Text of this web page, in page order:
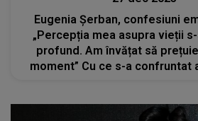
Eugenia Șerban, confesiuni
„Percepția mea asupra vieții
profund. Am învățat să
moment” Cu ce s-a confruntat